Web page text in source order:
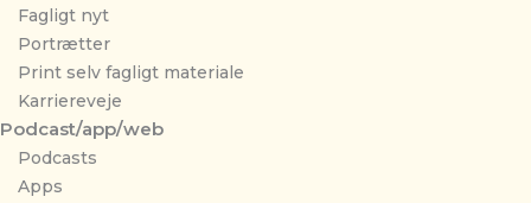
Fagligt nyt
Portrætter
Print selv fagligt materiale
Karriereveje
Podcast/app/web
Podcasts
Apps